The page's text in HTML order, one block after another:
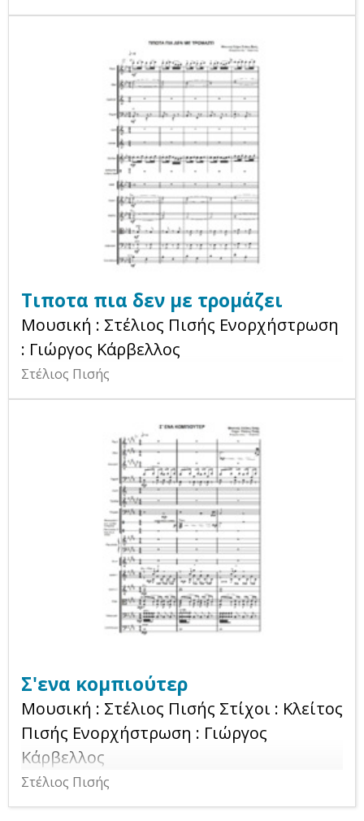
Τιποτα πια δεν με τρομάζει
Μουσική : Στέλιος Πισής Ενορχήστρωση
: Γιώργος Κάρβελλος
Στέλιος Πισής
Σ'ενα κομπιούτερ
Μουσική : Στέλιος Πισής Στίχοι : Κλείτος
Πισής Ενορχήστρωση : Γιώργος
Κάρβελλος
Στέλιος Πισής